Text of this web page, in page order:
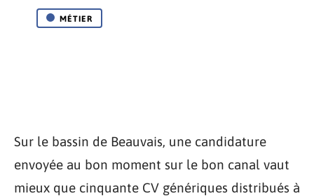
MÉTIER
Sur le bassin de Beauvais, une candidature
envoyée au bon moment sur le bon canal vaut
mieux que cinquante CV génériques distribués à